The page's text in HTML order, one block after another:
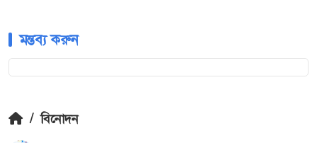
মন্তব্য করুন
/ বিনোদন